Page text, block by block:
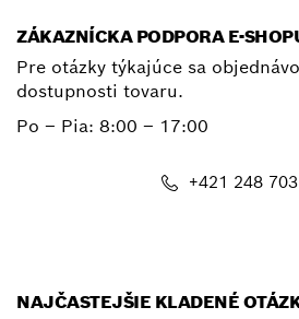
ZÁKAZNÍCKA PODPORA E-
Pre otázky týkajúce sa
dostupnosti tovaru.
Po – Pia: 8:00 – 17:00
+421 248
NAJČASTEJŠIE KLADENÉ